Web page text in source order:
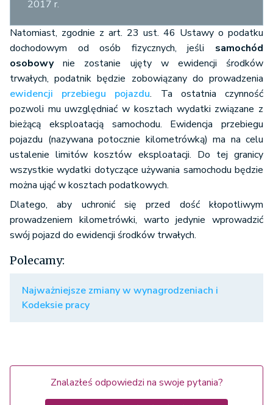
2017 r.
Natomiast, zgodnie z art. 23 ust. 46 Ustawy o podatku
dochodowym od osób fizycznych, jeśli samochód
osobowynie zostanie ujęty w ewidencji środków
trwałych, podatnik będzie zobowiązany do prowadzenia
ewidencji przebiegu pojazdu. Ta ostatnia czynność
pozwoli mu uwzględniać w kosztach wydatki związane z
bieżącą eksploatacją samochodu. Ewidencja przebiegu
pojazdu (nazywana potocznie kilometrówką) ma na celu
ustalenie limitów kosztów eksploatacji. Do tej granicy
wszystkie wydatki dotyczące używania samochodu będzie
można ująć w kosztach podatkowych.
Dlatego, aby uchronić się przed dość kłopotliwym
prowadzeniem kilometrówki, warto jedynie wprowadzić
swój pojazd do ewidencji środków trwałych.
Polecamy:
Najważniejsze zmiany w wynagrodzeniach i
Kodeksie pracy
Znalazłeś odpowiedzi na swoje pytania?